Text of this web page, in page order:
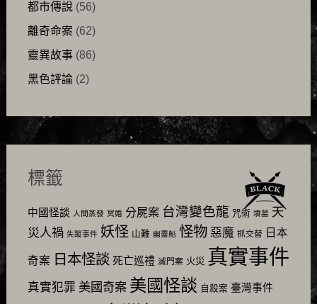
都市傳說(56)
離奇命案(62)
靈異故事(86)
黑色評論(2)
標籤
中國怪談 人間蒸發 冥婚 分屍案 台灣變色龍 咒術 墳墓 天
災人禍 失蹤事件 妖怪 山難 幽靈船 怪物 惡魔 抓交替 日本
奇案 日本怪談 死亡巡禮 滅門案 火災 真實事件
真實犯罪 美國奇案 美國怪談 自殺案 臺灣事件